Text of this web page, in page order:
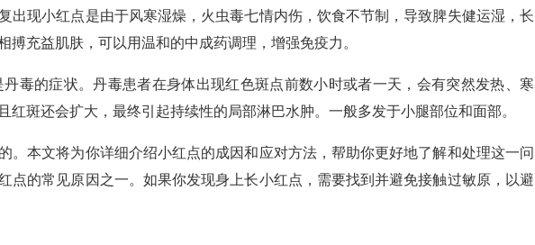
出现小红点是由于风寒湿燥，火虫毒七情内伤，饮食不节制，导致脾失健运湿，长
搏充益肌肤，可以用温和的中成药调理，增强免疫力。
毒的症状。丹毒患者在身体出现红色斑点前数小时或者一天，会有突然发热、寒
红斑还会扩大，最终引起持续性的局部淋巴水肿。一般多发于小腿部位和面部。
。本文将为你详细介绍小红点的成因和应对方法，帮助你更好地了解和处理这一问
点的常见原因之一。如果你发现身上长小红点，需要找到并避免接触过敏原，以避